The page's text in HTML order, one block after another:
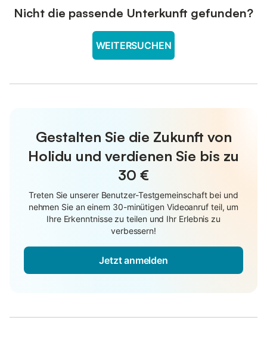
Nicht die passende Unterkunft gefunden?
WEITERSUCHEN
Gestalten Sie die Zukunft von
Holidu und verdienen Sie bis zu
30 €
Treten Sie unserer Benutzer-Testgemeinschaft bei und
nehmen Sie an einem 30-minütigen Videoanruf teil, um
Ihre Erkenntnisse zu teilen und Ihr Erlebnis zu
verbessern!
Jetzt anmelden